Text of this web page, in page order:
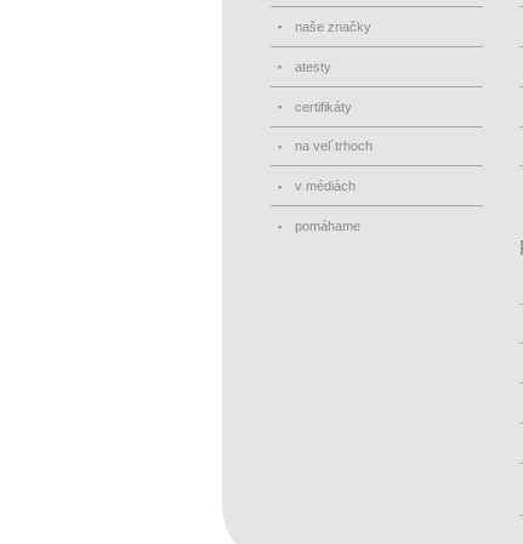
naše značky
atesty
certifikáty
na vel´trhoch
v médiách
pomáhame